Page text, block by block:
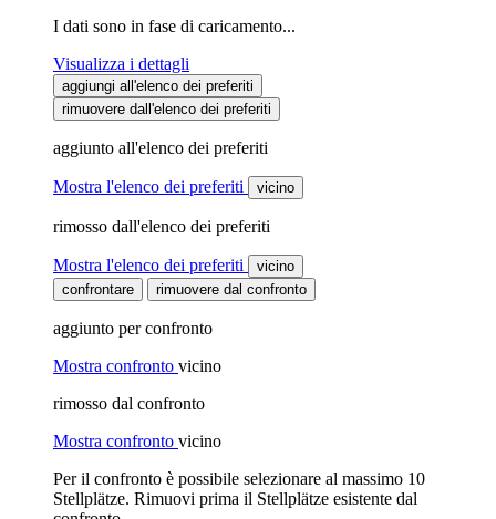
I dati sono in fase di caricamento...
Visualizza i dettagli
aggiungi all'elenco dei preferiti
rimuovere dall'elenco dei preferiti
aggiunto all'elenco dei preferiti
Mostra l'elenco dei preferiti vicino
rimosso dall'elenco dei preferiti
Mostra l'elenco dei preferiti
vicino
confrontare
rimuovere dal confronto
aggiunto per confronto
Mostra confronto vicino
rimosso dal confronto
Mostra confronto vicino
Per il confronto è possibile selezionare al massimo 10
Stellplätze. Rimuovi prima il Stellplätze esistente dal